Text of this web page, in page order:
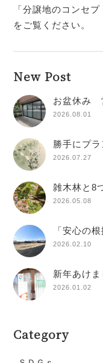
New Post
お盆休み
2026.08.01
勝手にプ
2026.07.27
雑木林と8
2026.05.08
「安心の根
2026.02.10
新年あけま
2026.01.02
Category
「分譲地のコンセ
をご覧ください。